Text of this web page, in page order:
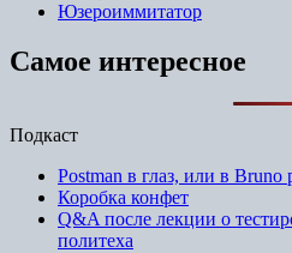
Юзероиммитатор
Самое интересное
Подкаст
Postman в глаз, или в Bruno
Коробка конфет
Q&A после лекции о
политеха